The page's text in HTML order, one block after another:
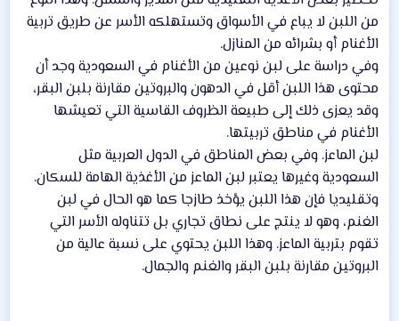
من اللبن لا يباع في الأسواق وتستهلكه الأسر عن طريق تربية
الأغنام أو بشرائه من المنازل.
وفي دراسة على لبن نوعين من الأغنام في السعودية وجد أن
محتوى هذا اللبن أقل في الدهون والبروتين مقارنة بلبن البقر،
وقد يعزى ذلك إلى طبيعة الظروف القاسية التي تعيشها
الأغنام في مناطق تربيتها.
لبن الماعز. وفي بعض المناطق في الدول العربية مثل
السعودية وغيرها يعتبر لبن الماعز من الأغذية الهامة للسكان.
وتقليديا فإن هذا اللبن يؤخذ طازجا كما هو الحال في لبن
الغنم، وهو لا ينتج على نطاق تجاري بل تتناوله الأسر التي
تقوم بتربية الماعز. وهذا اللبن يحتوي على نسبة عالية من
البروتين مقارنة بلبن البقر والغنم والجمال.